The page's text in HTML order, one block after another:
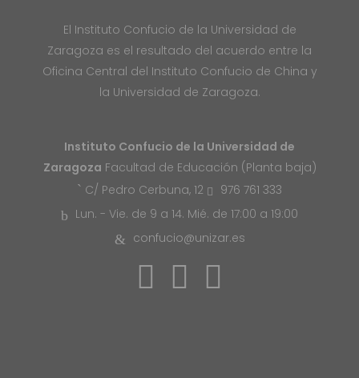
El Instituto Confucio de la Universidad de
Zaragoza es el resultado del acuerdo entre la
Oficina Central del Instituto Confucio de China y
la Universidad de Zaragoza.
Instituto Confucio de la Universidad de
Zaragoza Facultad de Educación (Planta baja)
C/ Pedro Cerbuna, 12
976 761 333
Lun. - Vie. de 9 a 14. Mié. de 17:00 a 19:00
confucio@unizar.es